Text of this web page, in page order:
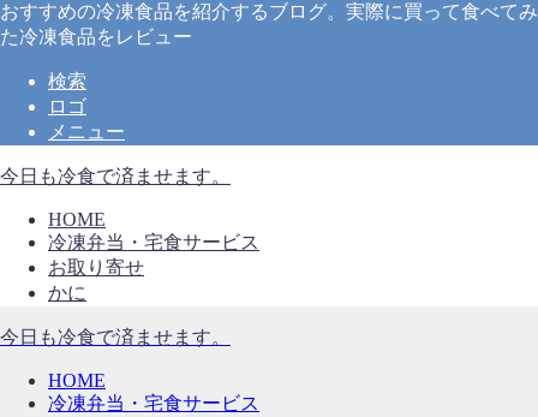
おすすめの冷凍食品を紹介するブログ。実際に買って食べてみ
た冷凍食品をレビュー
検索
ロゴ
メニュー
今日も冷食で済ませます。
HOME
冷凍弁当・宅食サービス
お取り寄せ
かに
今日も冷食で済ませます。
HOME
冷凍弁当・宅食サービス